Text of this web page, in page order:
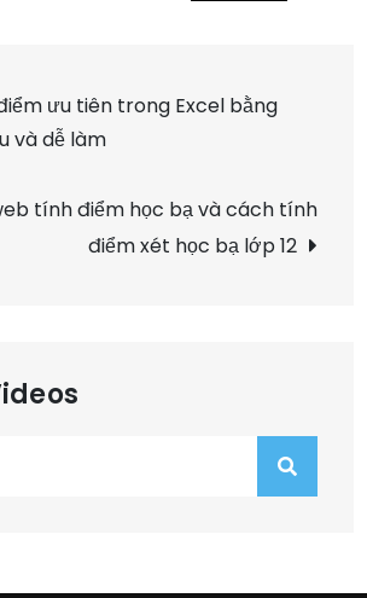
ưu tiên trong Excel bằng
và dễ làm
tính điểm học bạ và cách tính
điểm xét học bạ lớp 12